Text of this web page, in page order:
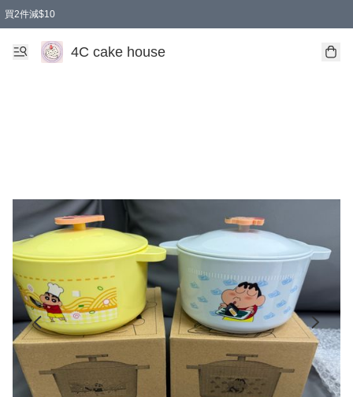
買2件減$10
任選兩件減$10
買兩盒減$10
買兩件減$10
買2件減$10
4C cake house